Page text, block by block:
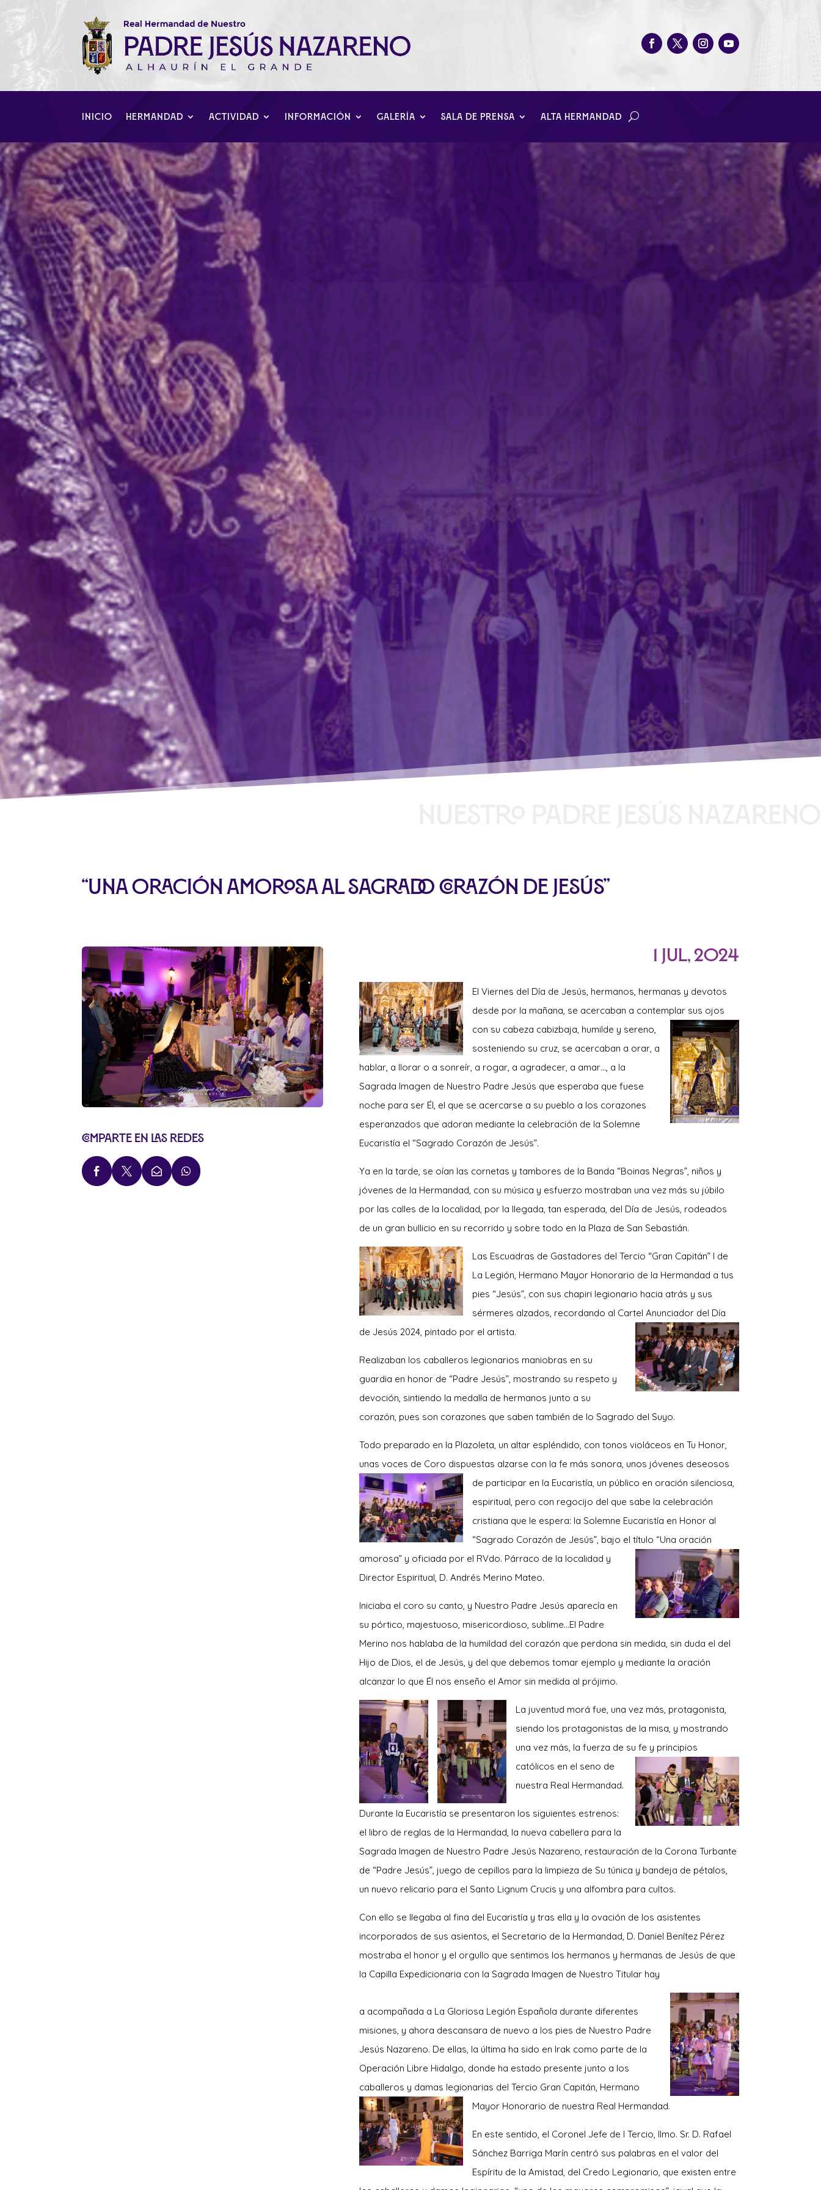
INICIO HERMANDAD ACTIVIDAD INFORMACIÓN GALERÍA SALA DE PRENSA ALTA HERMANDAD
“Una oración amorosa al Sagrado Corazón de Jesús”
“Una oración amorosa al Sagrado Corazón de Jesús”
Comparte en las redes
   
1 Jul, 2024
El Viernes del Día de Jesús, hermanos, hermanas y devotos
desde por la mañana, se acercaban a contemplar sus ojos
con su cabeza cabizbaja, humilde y sereno,
sosteniendo su cruz, se acercaban a orar, a
hablar, a llorar o a sonreír, a rogar, a agradecer, a amar…, a la
Sagrada Imagen de Nuestro Padre Jesús que esperaba que fuese
noche para ser Él, el que se acercarse a su pueblo a los corazones
esperanzados que adoran mediante la celebración de la Solemne
Eucaristía el “Sagrado Corazón de Jesús”.
Ya en la tarde, se oían las cornetas y tambores de la Banda “Boinas Negras”, niños y
jóvenes de la Hermandad, con su música y esfuerzo mostraban una vez más su júbilo
por las calles de la localidad, por la llegada, tan esperada, del Día de Jesús, rodeados
de un gran bullicio en su recorrido y sobre todo en la Plaza de San Sebastián.
Las Escuadras de Gastadores del Tercio “Gran Capitán” I de
La Legión, Hermano Mayor Honorario de la Hermandad a tus
pies “Jesús”, con sus chapiri legionario hacia atrás y sus
sérmeres alzados, recordando al Cartel Anunciador del Día
de Jesús 2024, pintado por el artista.
Realizaban los caballeros legionarios maniobras en su
guardia en honor de “Padre Jesús”, mostrando su respeto y
devoción, sintiendo la medalla de hermanos junto a su
corazón, pues son corazones que saben también de lo Sagrado del Suyo.
Todo preparado en la Plazoleta, un altar espléndido, con tonos violáceos en Tu Honor,
unas voces de Coro dispuestas alzarse con la fe más sonora, unos jóvenes deseosos
de participar en la Eucaristía, un público en oración silenciosa,
espiritual, pero con regocijo del que sabe la celebración
cristiana que le espera: la Solemne Eucaristía en Honor al
“Sagrado Corazón de Jesús”, bajo el título “Una oración
amorosa” y oficiada por el RVdo. Párraco de la localidad y
Director Espiritual, D. Andrés Merino Mateo.
Iniciaba el coro su canto, y Nuestro Padre Jesús aparecía en
su pórtico, majestuoso, misericordioso, sublime…El Padre
Merino nos hablaba de la humildad del corazón que perdona sin medida, sin duda el del
Hijo de Dios, el de Jesús, y del que debemos tomar ejemplo y mediante la oración
alcanzar lo que Él nos enseño el Amor sin medida al prójimo.
La juventud morá fue, una vez más, protagonista,
siendo los protagonistas de la misa, y mostrando
una vez más, la fuerza de su fe y principios
católicos en el seno de
nuestra Real Hermandad.
Durante la Eucaristía se presentaron los siguientes estrenos:
el libro de reglas de la Hermandad, la nueva cabellera para la
Sagrada Imagen de Nuestro Padre Jesús Nazareno, restauración de la Corona Turbante
de “Padre Jesús”, juego de cepillos para la limpieza de Su túnica y bandeja de pétalos,
un nuevo relicario para el Santo Lignum Crucis y una alfombra para cultos.
Con ello se llegaba al fina del Eucaristía y tras ella y la ovación de los asistentes
incorporados de sus asientos, el Secretario de la Hermandad, D. Daniel Benítez Pérez
mostraba el honor y el orgullo que sentimos los hermanos y hermanas de Jesús de que
la Capilla Expedicionaria con la Sagrada Imagen de Nuestro Titular hay
a acompañada a La Gloriosa Legión Española durante diferentes
misiones, y ahora descansara de nuevo a los pies de Nuestro Padre
Jesús Nazareno. De ellas, la última ha sido en Irak como parte de la
Operación Libre Hidalgo, donde ha estado presente junto a los
caballeros y damas legionarias del Tercio Gran Capitán, Hermano
Mayor Honorario de nuestra Real Hermandad.
En este sentido, el Coronel Jefe de I Tercio, Ilmo. Sr. D. Rafael
Sánchez Barriga Marín centró sus palabras en el valor del
Espíritu de la Amistad, del Credo Legionario, que existen entre